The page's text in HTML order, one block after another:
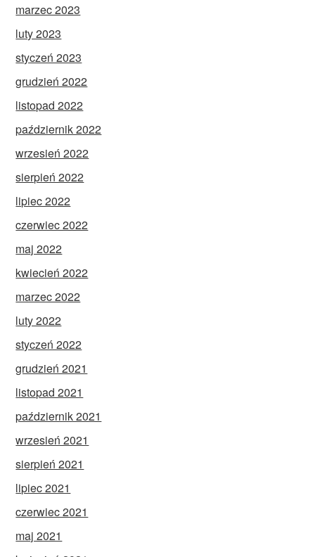
marzec 2023
luty 2023
styczeń 2023
grudzień 2022
listopad 2022
październik 2022
wrzesień 2022
sierpień 2022
lipiec 2022
czerwiec 2022
maj 2022
kwiecień 2022
marzec 2022
luty 2022
styczeń 2022
grudzień 2021
listopad 2021
październik 2021
wrzesień 2021
sierpień 2021
lipiec 2021
czerwiec 2021
maj 2021